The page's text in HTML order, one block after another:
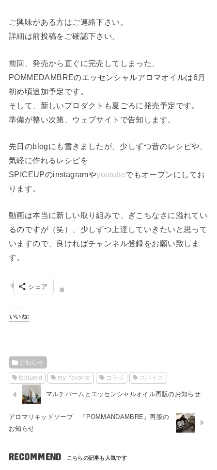
ご興味がある方はご連絡下さい。
詳細は前投稿をご確認下さい。
前回、発売から直ぐに完売してしまった、
POMMEDAMBREのエッセンシャルアロマオイルは6月
初め頃追加予定です。
そして、新しいプロダクトも夏ごろに発売予定です。
準備が整い次第、ウェブサイトで告知します。
先日のblogにも書きましたが、少しずつ昔のレシピや、
気軽に作れるレシピを
SPICEUPのinstagramやyoutubeでもオープンにしてお
ります。
動画は本当に新しい取り組みで、ぎこちなさに溢れてい
るのですが（笑）、少しずつ上達していきたいと思って
いますので、良ければチャンネル登録をお願い致しま
す。
シェア
いいね:
お知らせ
featured my_favorite コラボ スパイス
マルチバームとエッセンシャルオイル再販のお知らせ
アロマリキッドソープ 『POMMANDAMBRE』再販の
お知らせ
RECOMMEND